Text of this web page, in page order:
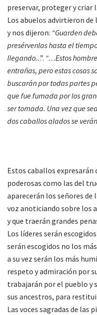
preservar, proteger y criar
Los abuelos advirtieron
y nos dijeron: “Guarden
presérvenlas hasta el
llegando...”. “…Estos
entrañas, pero estas cosas
buscarán por todas partes
que fue fumada por los
ser tomada. Una vez que
dos caballos alados se
Estos caballos expresarán
poderosas como las del
aparecerán los señores de
voz anoticiando sobre los
y que traerán grandes
Los líderes serán
serán escogidos no los
a su vez serán los más
respeto y admiración por
trabajarán por el pueblo y
sus ancestros, para
Las voces sagradas de las